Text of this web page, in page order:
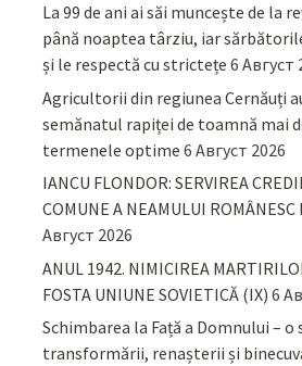
La 99 de ani ai săi muncește de la
până noaptea târziu, iar
și le respectă cu strictețe 6 Август
Agricultorii din regiunea Cernăuți
semănatul rapiței de toamnă mai
termenele optime 6 Август 2026
IANCU FLONDOR: SERVIREA
COMUNE A NEAMULUI
Август 2026
ANUL 1942. NIMICIREA
FOSTA UNIUNE SOVIETICĂ (IX) 6
Schimbarea la Față a Domnului – o
transformării, renașterii și